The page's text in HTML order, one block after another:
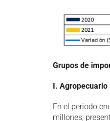
Grupos de
I. Agropecuario
En el periodo
millones,